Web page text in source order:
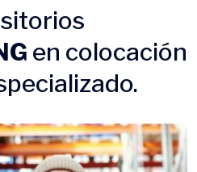
en colocación